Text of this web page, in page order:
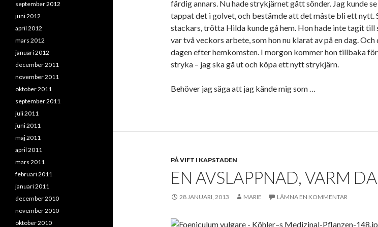
färdig annars. Nu hade strykjärnet gått sönder. Jag kunde
tappat det i golvet, och bestämde att det måste bli ett nytt.
stackars, trötta Hilda kunde gå hem. Hon hade inte tagit till
var två veckors arbete, som hon nu klarat av på en dag. Och
dagen efter hemkomsten. I morgon kommer hon tillbaka
stryka – jag ska gå ut och köpa ett nytt strykjärn.
Behöver jag säga att jag kände mig som …
PÅ VIFT I KAPSTADEN
EN AVSLAPPNAD, VARM
28 JANUARI, 2013 MARIE LÄMNA EN KOMMENTAR
september 2012
juni 2012
april 2012
mars 2012
januari 2012
december 2011
november 2011
oktober 2011
september 2011
juli 2011
juni 2011
maj 2011
april 2011
mars 2011
februari 2011
januari 2011
december 2010
november 2010
oktober 2010